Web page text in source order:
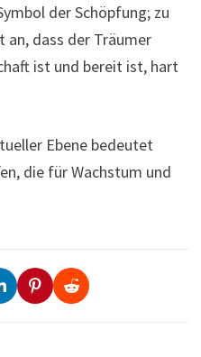
der Schöpfung; zu
an, dass der Träumer
ist und bereit ist, hart
Ebene bedeutet
die für Wachstum und